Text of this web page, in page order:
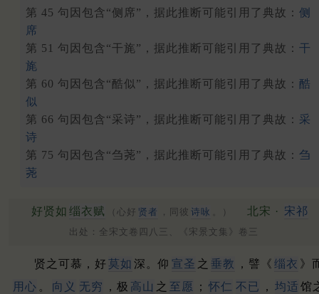
第 45 句因包含“侧席”，据此推断可能引用了典故： 侧
席
第 51 句因包含“干旄”，据此推断可能引用了典故： 干
旄
第 60 句因包含“酷似”，据此推断可能引用了典故： 酷
似
第 66 句因包含“采诗”，据此推断可能引用了典故： 采
诗
第 75 句因包含“刍荛”，据此推断可能引用了典故： 刍
荛
好贤如 缁衣赋 （心好 贤者 ，同彼 诗咏 。） 北宋 · 宋祁
出处：全宋文卷四八三、《宋景文集》卷三
贤之可慕，好 莫如 深。仰 宣圣 之 垂教 ，譬《 缁衣 》
用心 。 向义 无穷 ，极 高山 之 至愿 ； 怀仁 不已 ， 均适 馆